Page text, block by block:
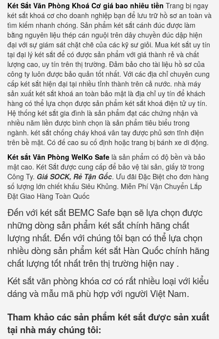
Két Sắt Văn Phòng Khoá Cơ giá bao nhiêu tiền Trang bị ngay
két sắt khoá cơ cho doanh nghiệp bạn để lưu trữ hồ sơ an toàn và
tìm kiếm nhanh chóng. Sản phẩm két sắt cánh đúc được làm
bằng nguyên liệu thép cán nguội trên dây chuyền đúc dập hiện
đại với sự giám sát chặt chẽ của các kỹ sư giỏi. Mua két sắt uy tín
tại đại lý két sắt để có được sản phẩm với giá thành rẻ và chất
lượng cao, uy tín trên thị trường. Đảm bảo cho tài liệu hồ sơ của
công ty luôn được bảo quản tốt nhất. Với các địa chỉ chuyên cung
cấp két sắt hiện đại tại nhiều tỉnh thành trên cả nước. nhà máy
sản xuất két sắt khoá an toàn bảo mật là địa chỉ uy tín để khách
hàng có thể lựa chọn được sản phẩm két sắt khoá điện tử uy tín.
Hệ thống két sắt gia đình là sản phẩm đạt các chứng nhận và
nhiều năm liền được bình chọn là sản phẩm tiêu biểu trong
ngành. két sắt chống cháy khoá vân tay được phủ sơn tĩnh điện
trên bề mặt. Có đế cao su cố định hoặc trang bị bánh xe di động.
Két sắt Văn Phòng WelKo Safe là sản phẩm có độ bền và bảo
mật cao. Két Sắt được cung cấp để bảo vệ tài sản, giấy tờ trong
Công Ty. Giá SOCK, Rẻ Tận Gốc. Ưu đãi Đặc Biệt cho đơn hàng
số lượng lớn chiết khấu Siêu Khủng. Miễn Phí Vận Chuyển Lắp
Đặt Giao Hàng Toàn Quốc
Đến với két sắt BEMC Safe bạn sẽ lựa chọn được
những dòng sản phẩm két sắt chính hãng chất
lượng nhất. Đến với chúng tôi bạn có thể lựa chọn
nhiều dòng sản phẩm két sắt Hàn Quốc chính hãng
chất lượng tốt nhất trên thị trường hiện nay .
Két sắt văn phòng khóa cơ có rất nhiều loại với kiểu
dáng và mẫu mã phù hợp với người Việt Nam.
Tham khảo các sản phẩm két sắt được sản xuất
tại nhà máy chúng tôi: